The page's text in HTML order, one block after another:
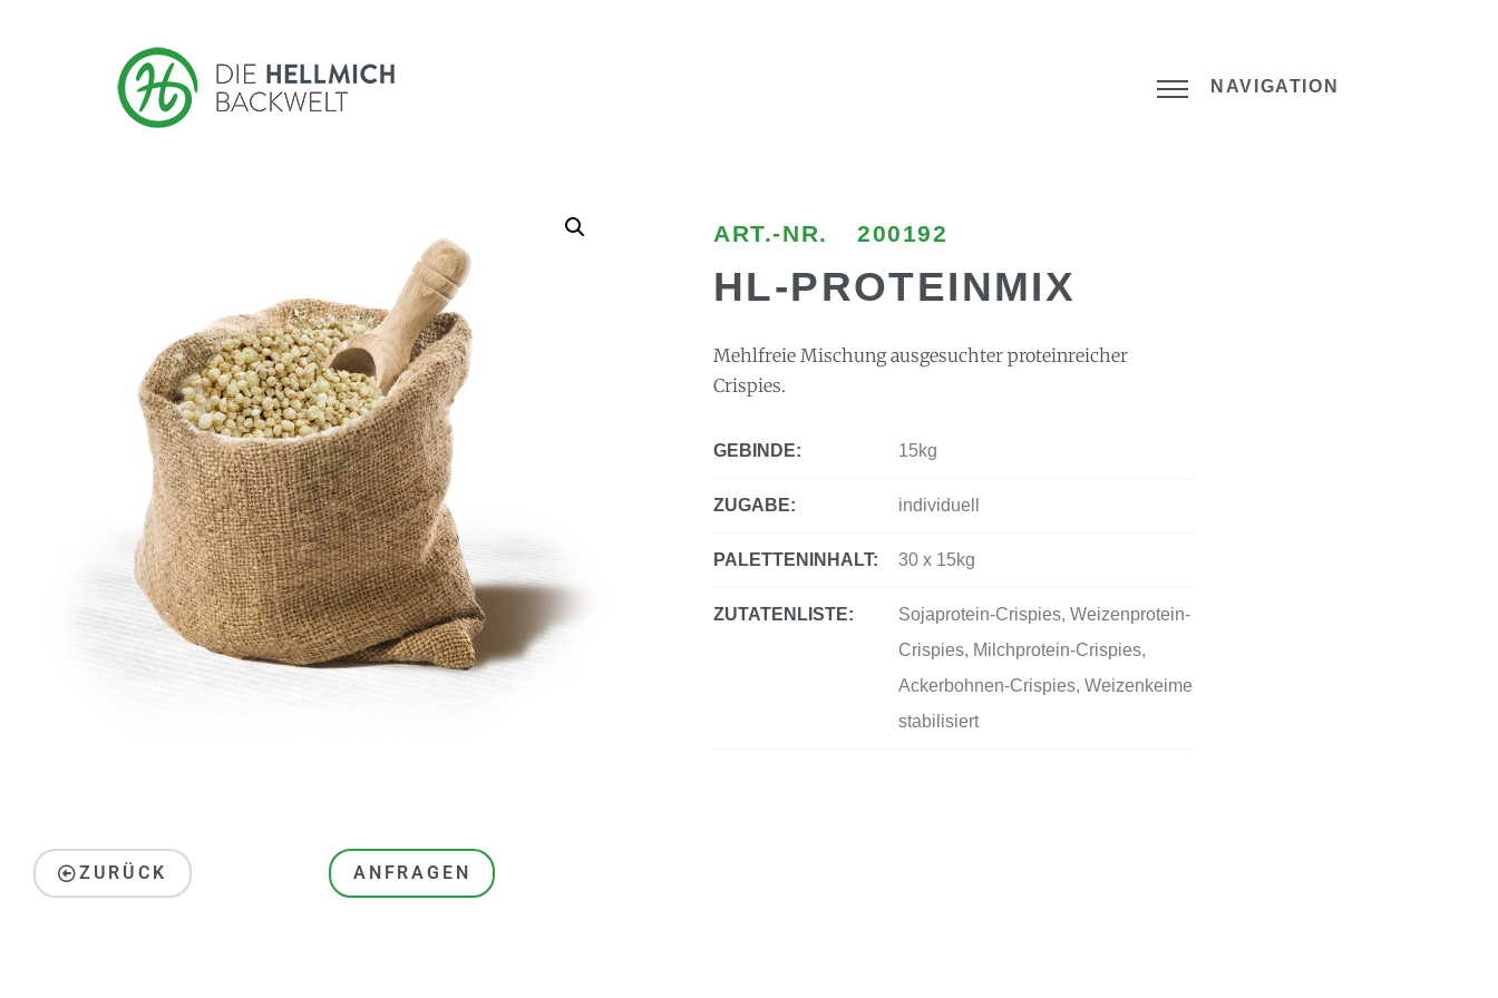
NAVIGATION
ZURÜCK ANFRAGEN
ART.-NR. 200192
HL-PROTEINMIX
Mehlfreie Mischung ausgesuchter proteinreicher
Crispies.
GEBINDE: 15kg
ZUGABE: individuell
PALETTENINHALT: 30 x 15kg
ZUTATENLISTE:
Sojaprotein-Crispies, Weizenprotein-
Crispies, Milchprotein-Crispies,
Ackerbohnen-Crispies, Weizenkeime
stabilisiert